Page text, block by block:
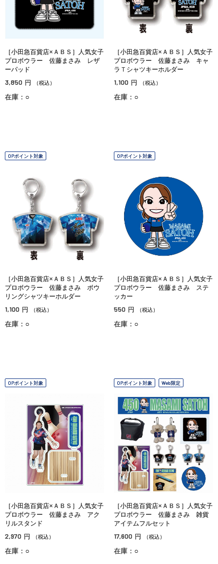
［小田急百貨店×ＡＢＳ］人気女子
プロボウラー 佐藤まさみ レザ
ーパッド
3,850 円 （税込）
在庫：○
［小田急百貨店×ＡＢＳ］人気女子
プロボウラー 佐藤まさみ キャ
ラＴシャツキーホルダー
1,100 円 （税込）
在庫：○
OPポイント対象
［小田急百貨店×ＡＢＳ］人気女子
プロボウラー 佐藤まさみ ボウ
リングシャツキーホルダー
1,100 円 （税込）
在庫：○
OPポイント対象
［小田急百貨店×ＡＢＳ］人気女子
プロボウラー 佐藤まさみ ステ
ッカー
550 円 （税込）
在庫：○
OPポイント対象
［小田急百貨店×ＡＢＳ］人気女子
プロボウラー 佐藤まさみ アク
リルスタンド
2,970 円 （税込）
在庫：○
OPポイント対象 Web限定
［小田急百貨店×ＡＢＳ］人気女子
プロボウラー 佐藤まさみ 雑貨
アイテムフルセット
17,600 円 （税込）
在庫：○